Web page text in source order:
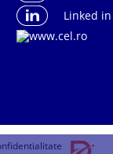
Linked in